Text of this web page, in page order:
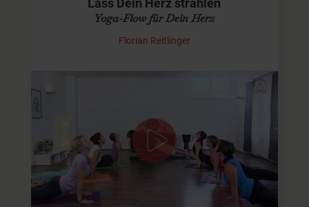
Lass Dein Herz strahlen
Yoga-Flow für Dein Herz
Florian Reitlinger
Der Titel sagt vielleicht schon alles über den Fokus dieses
Yoga-Videos. Wir beginnen mit einer kurzen
Anfangsentspannung und gehen dann durch eine Reihe
fließender…